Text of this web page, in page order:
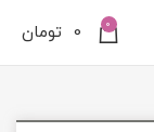
0
0 تومان